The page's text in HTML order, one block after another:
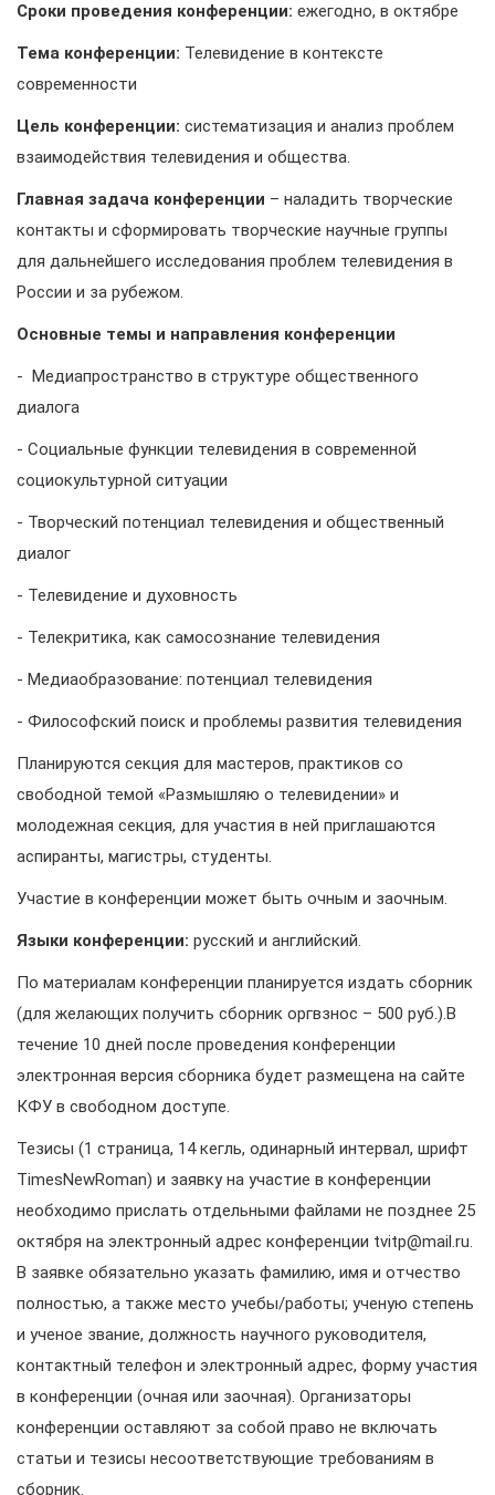
Сроки проведения конференции: ежегодно, в октябре
Тема конференции: Телевидение в контексте
современности
Цель конференции: систематизация и анализ проблем
взаимодействия телевидения и общества.
Главная задача конференции – наладить творческие
контакты и сформировать творческие научные группы
для дальнейшего исследования проблем телевидения в
России и за рубежом.
Основные темы и направления конференции
- Медиапространство в структуре общественного
диалога
- Социальные функции телевидения в современной
социокультурной ситуации
- Творческий потенциал телевидения и общественный
диалог
- Телевидение и духовность
- Телекритика, как самосознание телевидения
- Медиаобразование: потенциал телевидения
- Философский поиск и проблемы развития телевидения
Планируются секция для мастеров, практиков со
свободной темой «Размышляю о телевидении» и
молодежная секция, для участия в ней приглашаются
аспиранты, магистры, студенты.
Участие в конференции может быть очным и заочным.
Языки конференции: русский и английский.
По материалам конференции планируется издать сборник
(для желающих получить сборник оргвзнос – 500 руб.).В
течение 10 дней после проведения конференции
электронная версия сборника будет размещена на сайте
КФУ в свободном доступе.
Тезисы (1 страница, 14 кегль, одинарный интервал, шрифт
TimesNewRoman) и заявку на участие в конференции
необходимо прислать отдельными файлами не позднее 25
октября на электронный адрес конференции tvitp@mail.ru.
В заявке обязательно указать фамилию, имя и отчество
полностью, а также место учебы/работы; ученую степень
и ученое звание, должность научного руководителя,
контактный телефон и электронный адрес, форму участия
в конференции (очная или заочная). Организаторы
конференции оставляют за собой право не включать
статьи и тезисы несоответствующие требованиям в
сборник.